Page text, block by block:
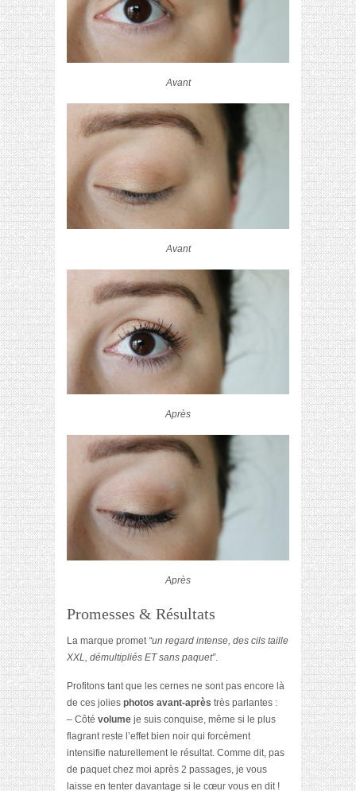
Avant
Avant
Après
Après
Promesses & Résultats
La marque promet “un regard intense, des cils taille
XXL, démultipliés ET sans paquet”.
Profitons tant que les cernes ne sont pas encore là
de ces jolies photos avant-après très parlantes :
– Côté volume je suis conquise, même si le plus
flagrant reste l’effet bien noir qui forcément
intensifie naturellement le résultat. Comme dit, pas
de paquet chez moi après 2 passages, je vous
laisse en tenter davantage si le cœur vous en dit !